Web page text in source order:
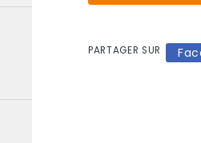
PARTAGER SUR